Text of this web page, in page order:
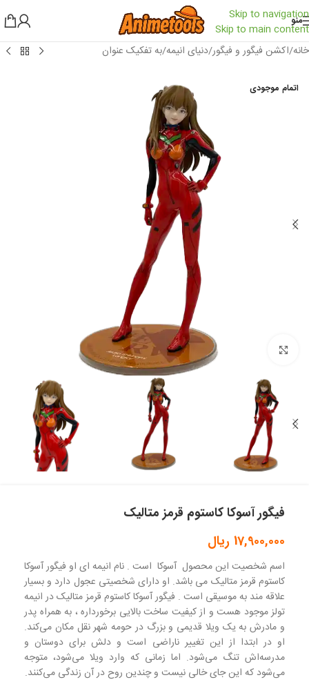
Skip to navigation
Skip to main content
منو
خانه/اکشن فیگور و فیگور/دنیای انیمه/به تفکیک عنوان
اتمام موجودی
بزرگنمایی تصویر
فیگور آسوکا کاستوم قرمز متالیک
17,900,000 ریال
اسم شخصیت این محصول آسوکا است . نام انیمه ای او فیگور آسوکا
کاستوم قرمز متالیک می باشد. او دارای شخصیتی عجول دارد و بسیار
علاقه مند به موسیقی است . فیگور آسوکا کاستوم قرمز متالیک در انیمه
تولز موجود هست و از کیفیت ساخت بالایی برخورداره ، به همراه پدر
و مادرش به یک ویلا قدیمی و بزرگ در حومه شهر نقل مکان می‌کند.
او در ابتدا از این تغییر ناراضی است و دلش برای دوستان و
مدرسه‌اش تنگ می‌شود. اما زمانی که وارد ویلا می‌شود، متوجه
می‌شود که این جای خالی نیست و چندین روح در آن زندگی می‌کنند.